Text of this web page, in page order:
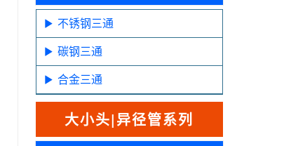
不锈钢三通
碳钢三通
合金三通
大小头|异径管系列